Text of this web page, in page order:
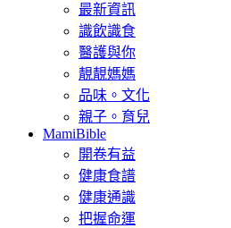
最新資訊
識飲識食
醫護與你
靚靚媽媽
品味。文化
親子。育兒
MamiBible
開卷有益
健康食譜
健康通識
把握命運